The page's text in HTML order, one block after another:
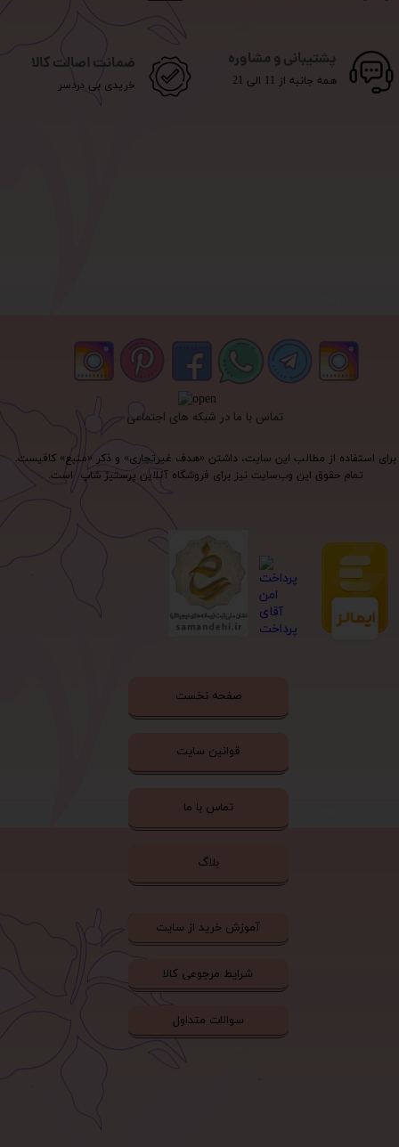
برای استفاده از مطالب این سایت، داشتن «هدف غیرتجاری» و ذکر «منبع» کافیست.
تمام حقوق اين وب‌سايت نیز برای فروشگاه آنلاین پرستیژ شاپ است.
پشتیبانی و مشاوره
همه جانبه از 11 الی 21
ضمانت اصالت کالا
خریدی بی دردسر
تماس با ما در شبکه های اجتماعی
صفحه نخست
قوانین سایت
تماس با ما
بلاگ
آموزش خرید از سایت
شرایط مرجوعی کالا
سوالات متداول